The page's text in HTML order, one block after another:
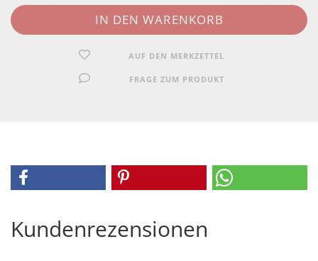
AUF DEN MERKZETTEL
FRAGE ZUM PRODUKT
Kundenrezensionen